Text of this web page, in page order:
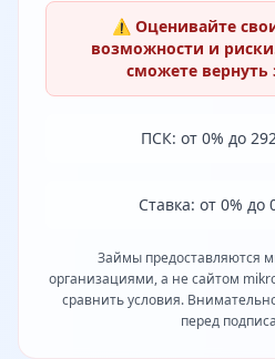
⚠️ Оценивайте
возможности и
сможете вернуть
ПСК: от 0% до
Ставка: от 0% до
Займы предоставляются
организациями, а не сайтом
сравнить условия.
перед